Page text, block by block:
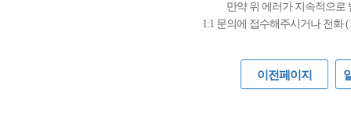
만약 위 에러가 지속적으로
1:1 문의에 접수해주시거나 전화 (
이전페이지